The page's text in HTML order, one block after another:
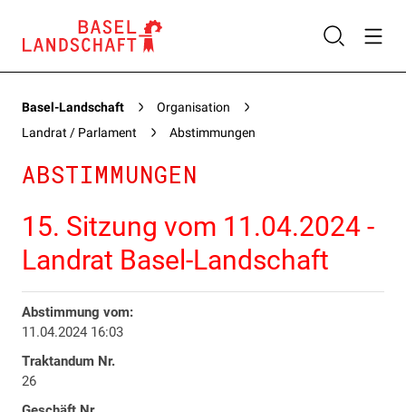
Basel-Landschaft
Organisation
Landrat / Parlament
Abstimmungen
ABSTIMMUNGEN